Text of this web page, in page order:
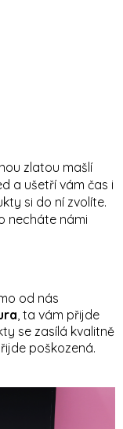
zlatou mašlí
a ušetří vám čas i
si do ní zvolíte.
necháte námi
od nás
, ta vám přijde
se zasílá kvalitně
poškozená.